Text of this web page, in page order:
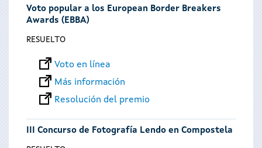
usted
aquí
Voto popular a los European Border Breakers
Awards (EBBA)
RESUELTO
Voto en línea
Más información
Resolución del premio
III Concurso de Fotografía Lendo en Compostela